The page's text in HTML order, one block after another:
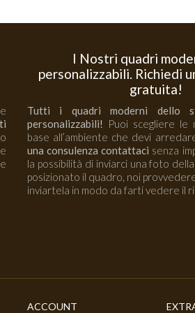
I Nostri quadri
personalizzabili. Richiedi
gratuita!
Tutti i quadri moderni dello
personalizzabili! Puoi scegliere
base all’ambiente che devi
una consulenza contattaci senza
la possibilità di inviarci una foto
posizionato il quadro, noi
inviartela in modo da farti vedere il
ACCOUNT